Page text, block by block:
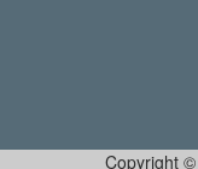
Copyright